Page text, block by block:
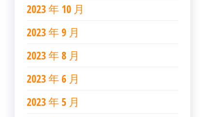
2023 年 10 月
2023 年 9 月
2023 年 8 月
2023 年 6 月
2023 年 5 月